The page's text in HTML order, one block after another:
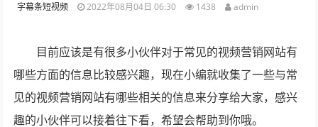
字幕条短视频 2022年08月04日 06:30 1438 admin
目前应该是有很多小伙伴对于常见的视频营销网站有
哪些方面的信息比较感兴趣，现在小编就收集了一些与常
见的视频营销网站有哪些相关的信息来分享给大家，感兴
趣的小伙伴可以接着往下看，希望会帮助到你哦。